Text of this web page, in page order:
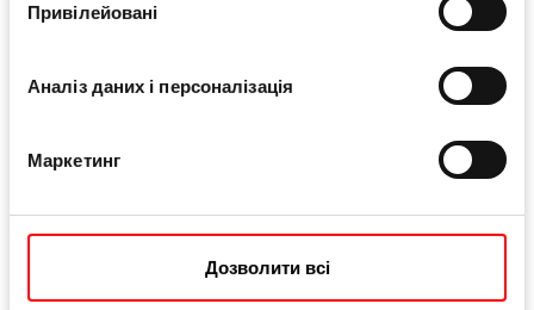
Привілейовані
Аналіз даних і персоналізація
Маркетинг
Дозволити всі
використання; вбудований механізм ручки з
Фотогалерея